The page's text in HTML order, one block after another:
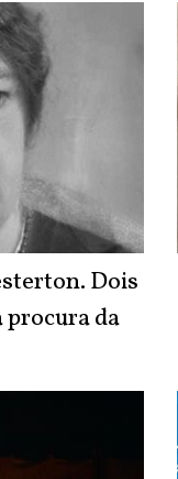
Dois
procura da